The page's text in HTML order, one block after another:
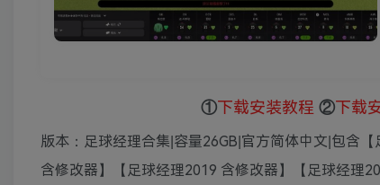
①下载安装教程 ②下载
版本：足球经理合集|容量26GB|官方简体中文|包含
含修改器】【足球经理2019 含修改器】【足球经理